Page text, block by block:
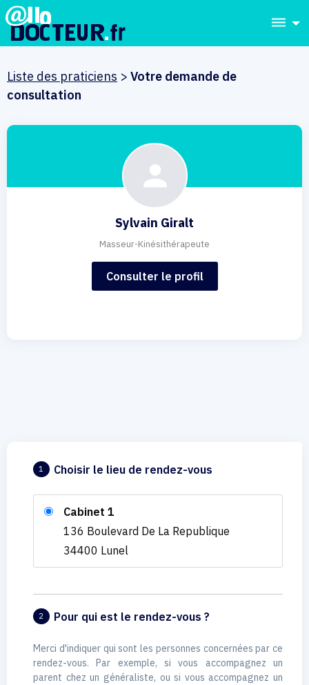
dehaze
Liste des praticiens > Votre demande de
consultation
Sylvain Giralt
Masseur-Kinésithérapeute
Consulter le profil
1 Choisir le lieu de rendez-vous
Cabinet 1
136 Boulevard De La Republique
34400 Lunel
2 Pour qui est le rendez-vous ?
Merci d'indiquer qui sont les personnes concernées par ce
rendez-vous. Par exemple, si vous accompagnez un
parent chez un généraliste, ou si vous accompagnez un